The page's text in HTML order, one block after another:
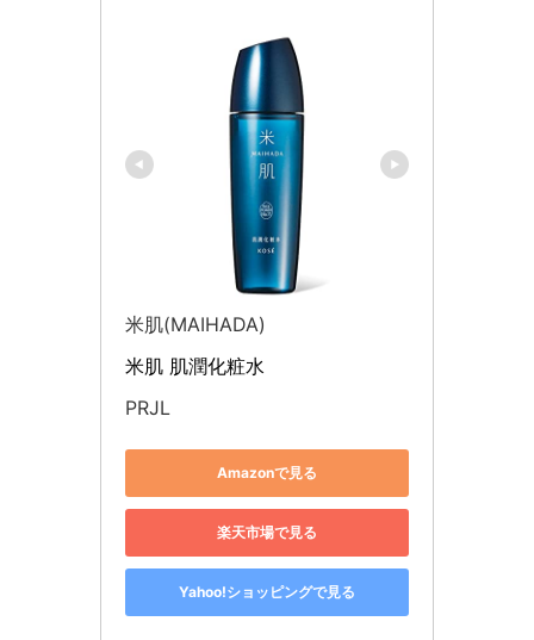
米肌(MAIHADA)
米肌 肌潤化粧水
PRJL
Amazonで見る
楽天市場で見る
Yahoo!ショッピングで見る